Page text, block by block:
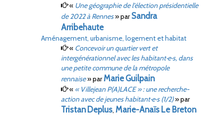
« Une géographie de l’élection présidentielle
de 2022 à Rennes»parSandra
Arribehaute
Aménagement, urbanisme, logement et habitat
« Concevoir un quartier vert et
intergénérationnel avec les habitant·e·s, dans
une petite commune de la métropole
rennaise»parMarie Guilpain
« « Villejean P(A)LACE »: une recherche-
action avec de jeunes habitant·e·s (1/2)»par
Tristan Deplus, Marie-Anaïs Le Breton